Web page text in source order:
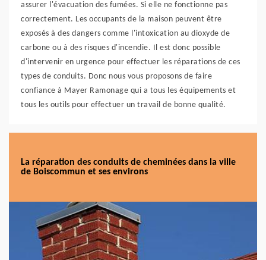
assurer l'évacuation des fumées. Si elle ne fonctionne pas
correctement. Les occupants de la maison peuvent être
exposés à des dangers comme l'intoxication au dioxyde de
carbone ou à des risques d'incendie. Il est donc possible
d'intervenir en urgence pour effectuer les réparations de ces
types de conduits. Donc nous vous proposons de faire
confiance à Mayer Ramonage qui a tous les équipements et
tous les outils pour effectuer un travail de bonne qualité.
La réparation des conduits de cheminées dans la ville
de Boiscommun et ses environs